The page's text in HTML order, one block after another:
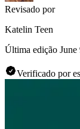
Revisado por
Katelin Teen
Última edição June
Verificado por